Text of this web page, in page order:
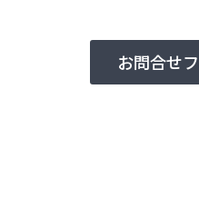
お問合せ